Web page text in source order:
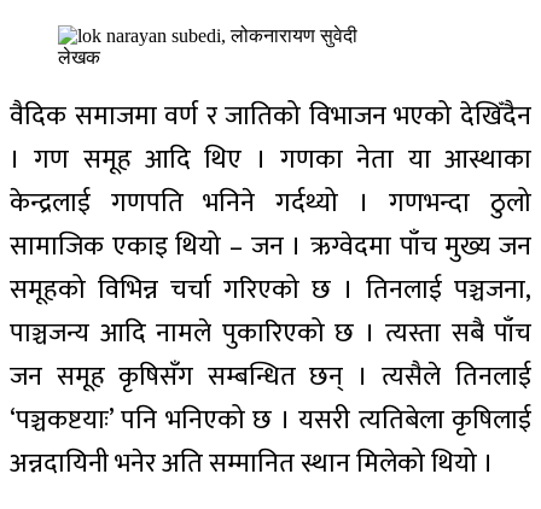
लेखक
वैदिक समाजमा वर्ण र जातिको विभाजन भएको देखिँदैन
। गण समूह आदि थिए । गणका नेता या आस्थाका
केन्द्रलाई गणपति भनिने गर्दथ्यो । गणभन्दा ठुलो
सामाजिक एकाइ थियो – जन । ऋग्वेदमा पाँच मुख्य जन
समूहको विभिन्न चर्चा गरिएको छ । तिनलाई पञ्चजना,
पाञ्चजन्य आदि नामले पुकारिएको छ । त्यस्ता सबै पाँच
जन समूह कृषिसँग सम्बन्धित छन् । त्यसैले तिनलाई
‘पञ्चकष्टयाः’ पनि भनिएको छ । यसरी त्यतिबेला कृषिलाई
अन्नदायिनी भनेर अति सम्मानित स्थान मिलेको थियो ।